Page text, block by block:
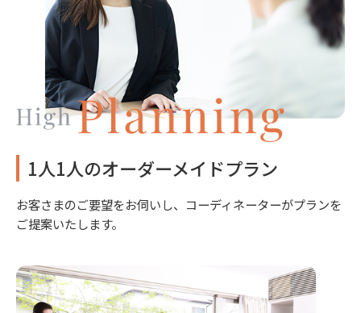
1人1人のオーダーメイドプラン
お客さまのご要望をお伺いし、コーディネーターがプランを
ご提案いたします。